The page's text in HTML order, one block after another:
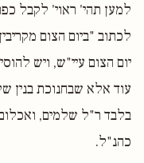
למען תהי' ראוי' לקבל
לכתוב "ביום הצום
יום הצום עיי"ש, ויש
עוד אלא שבחנוכת בנין
בלבד ר"ל שלמים,
כהנ"ל.